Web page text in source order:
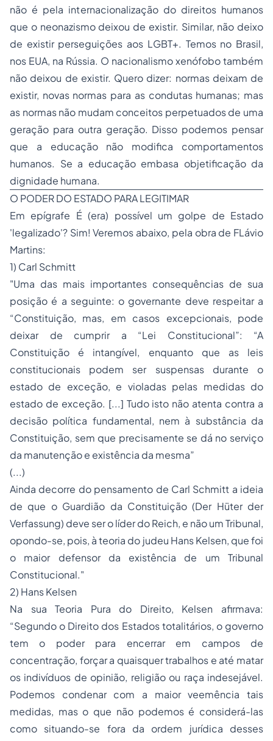
não é pela internacionalização do direitos humanos
que o neonazismo deixou de existir. Similar, não deixo
de existir perseguições aos LGBT+. Temos no Brasil,
nos EUA, na Rússia. O nacionalismo xenófobo também
não deixou de existir. Quero dizer: normas deixam de
existir, novas normas para as condutas humanas; mas
as normas não mudam conceitos perpetuados de uma
geração para outra geração. Disso podemos pensar
que a educação não modifica comportamentos
humanos. Se a educação embasa objetificação da
dignidade humana.
O PODER DO ESTADO PARA LEGITIMAR
Em epígrafe É (era) possível um golpe de Estado
'legalizado'? Sim! Veremos abaixo, pela obra de FLávio
Martins:
1) Carl Schmitt
"Uma das mais importantes consequências de sua
posição é a seguinte: o governante deve respeitar a
“Constituição, mas, em casos excepcionais, pode
deixar de cumprir a “Lei Constitucional”: “A
Constituição é intangível, enquanto que as leis
constitucionais podem ser suspensas durante o
estado de exceção, e violadas pelas medidas do
estado de exceção. [...] Tudo isto não atenta contra a
decisão política fundamental, nem à substância da
Constituição, sem que precisamente se dá no serviço
da manutenção e existência da mesma”
(...)
Ainda decorre do pensamento de Carl Schmitt a ideia
de que o Guardião da Constituição (Der Hüter der
Verfassung) deve ser o líder do Reich, e não um Tribunal,
opondo-se, pois, à teoria do judeu Hans Kelsen, que foi
o maior defensor da existência de um Tribunal
Constitucional."
2) Hans Kelsen
Na sua Teoria Pura do Direito, Kelsen afirmava:
“Segundo o Direito dos Estados totalitários, o governo
tem o poder para encerrar em campos de
concentração, forçar a quaisquer trabalhos e até matar
os indivíduos de opinião, religião ou raça indesejável.
Podemos condenar com a maior veemência tais
medidas, mas o que não podemos é considerá-las
como situando-se fora da ordem jurídica desses